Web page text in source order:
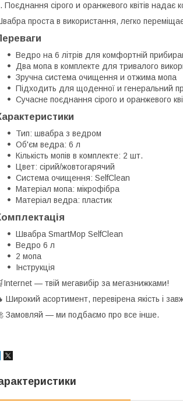
Поєднання сірого и оранжевого квітів надає
проста в використання, легко
Ведро на 6 літрів для комфортній
Два мопа в комплекте для тривалого
Зручна система очищення и отжима мопа
Підходить для щоденної и генеральний
Сучасне поєднання сірого и оранжевого
Тип: швабра з ведром
Об'єм ведра: 6 л
Кількість мопів в комплекте: 2 шт.
Цвет: сірий/жовтогарячий
Система очищення: SelfClean
Матеріал мопа: мікрофібра
Матеріал ведра: пластик
Швабра SmartMop SelfClean
Ведро 6 л
2 мопа
Інструкція
— твій мегавибір за мегазнижками!
Широкий асортимент, перевірена якість і
Замовляй — ми подбаємо про все інше.